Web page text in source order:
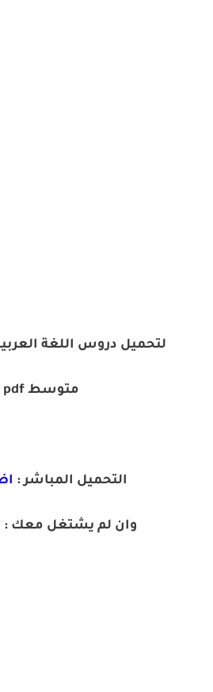
لتحميل دروس اللغة
متوسط pdf :
التحميل المباشر :
وان لم يشتغل معك :